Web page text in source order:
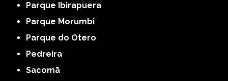
Parque Ibirapuera
Parque Morumbi
Parque do Otero
Pedreira
Sacomã